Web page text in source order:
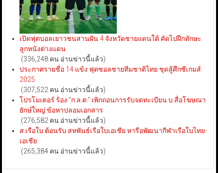
เปิดฟุตบอลเยาวชนสานฝัน 4 จังหวัดชายแดนใต้ คัดไปฝึกทักษะ
ลูกหนังต่างแดน
(336,248 คน อ่านข่าวนี้แล้ว)
ประกาศรายชื่อ 14 แข้ง ฟุตซอลชายทีมชาติไทย ชุดสู้ศึกซีเกมส์
2025
(307,522 คน อ่านข่าวนี้แล้ว)
โปรโมเตอร์ ร้อง “ก.ล.ต.” เพิกถอนการรับจดทะเบียน บ.สื่อโฆษณา
ยักษ์ใหญ่ ข้อหาปลอมเอกสาร
(276,582 คน อ่านข่าวนี้แล้ว)
ส.เรือใบ ต้อนรับ สหพันธ์เรือใบเอเชีย หารือพัฒนากีฬาเรือใบไทย-
เอเชีย
(265,384 คน อ่านข่าวนี้แล้ว)